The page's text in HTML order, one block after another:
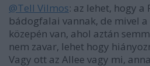
@Tell Vilmos: az lehet, hogy a
bádogfalai vannak, de mivel
közepén van, ahol aztán
nem zavar, lehet hogy
Vagy ott az Allee vagy mi,